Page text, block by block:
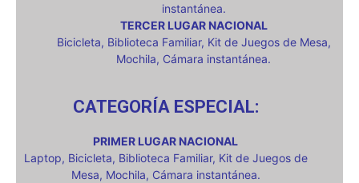
instantánea.
TERCER LUGAR NACIONAL
Bicicleta, Biblioteca Familiar, Kit de Juegos de Mesa,
Mochila, Cámara instantánea.
CATEGORÍA ESPECIAL:
PRIMER LUGAR NACIONAL
Laptop, Bicicleta, Biblioteca Familiar, Kit de Juegos de
Mesa, Mochila, Cámara instantánea.